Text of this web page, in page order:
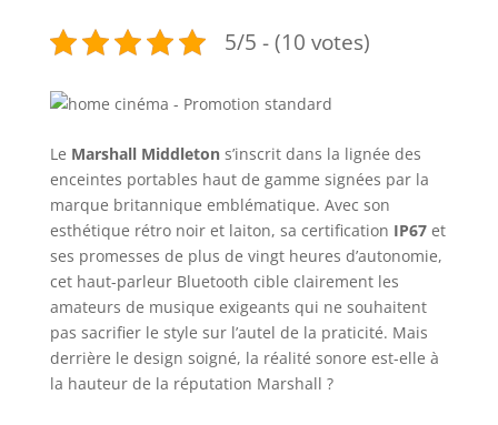
5/5 - (10 votes)
Le Marshall Middletons’inscrit dans la lignée des
enceintes portables haut de gamme signées par la
marque britannique emblématique. Avec son
esthétique rétro noir et laiton, sa certification IP67et
ses promesses de plus de vingt heures d’autonomie,
cet haut-parleur Bluetooth cible clairement les
amateurs de musique exigeants qui ne souhaitent
pas sacrifier le style sur l’autel de la praticité. Mais
derrière le design soigné, la réalité sonore est-elle à
la hauteur de la réputation Marshall ?